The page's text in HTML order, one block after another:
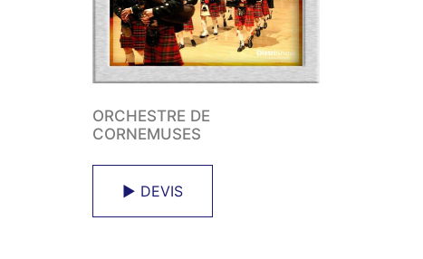
ORCHESTRE DE
CORNEMUSES
► DEVIS